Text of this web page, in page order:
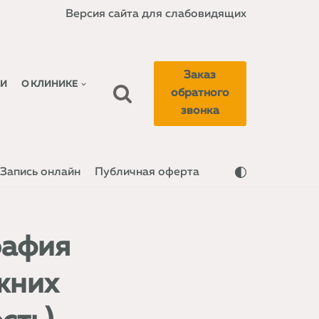
Версия сайта для слабовидящих
О КЛИНИКЕ
Заказ
обратного
звонка
Запись онлайн Публичная оферта